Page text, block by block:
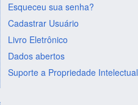
Esqueceu sua senha?
Cadastrar Usuário
Livro Eletrônico
Dados abertos
Suporte a Propriedade Intelectual